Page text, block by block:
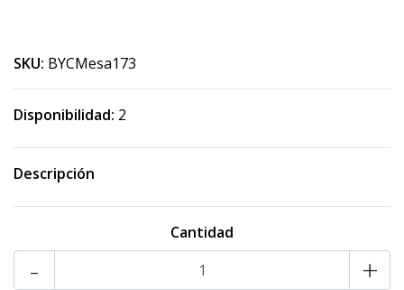
SKU: BYCMesa173
Disponibilidad: 2
Descripción
Cantidad
+
-